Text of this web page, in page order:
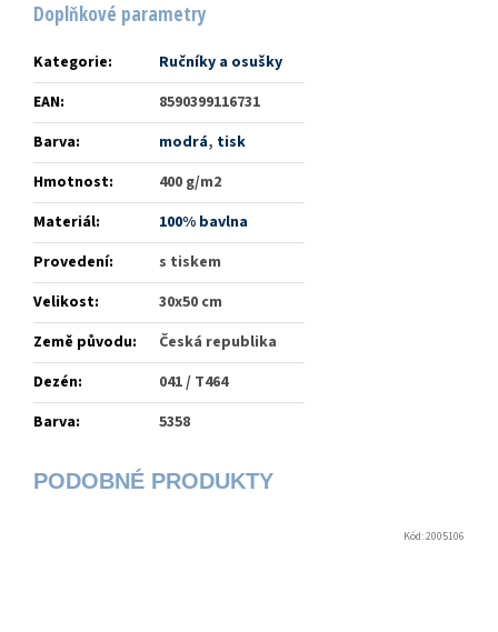
Doplňkové parametry
Kategorie:
Ručníky a osušky
EAN:
8590399116731
Barva: modrá, tisk
Hmotnost:
400 g/m2
Materiál:
100% bavlna
Provedení:
s tiskem
Velikost:
30x50 cm
Země původu:
Česká republika
Dezén:
041 / T464
Barva: 5358
Kód:2005106